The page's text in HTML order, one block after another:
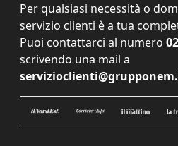
Per qualsiasi necessità o
servizio clienti è a tua
Puoi contattarci al numero
scrivendo una mail a